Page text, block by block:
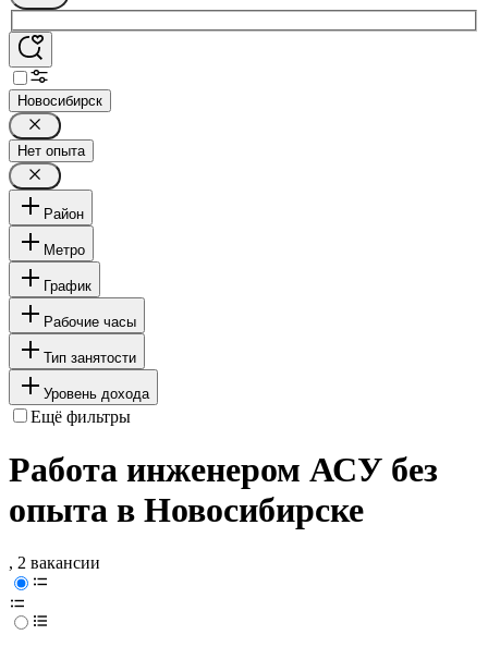
Новосибирск
Нет опыта
Район
Метро
График
Рабочие часы
Тип занятости
Уровень дохода
Ещё фильтры
Работа инженером АСУ без
опыта в Новосибирске
, 2 вакансии